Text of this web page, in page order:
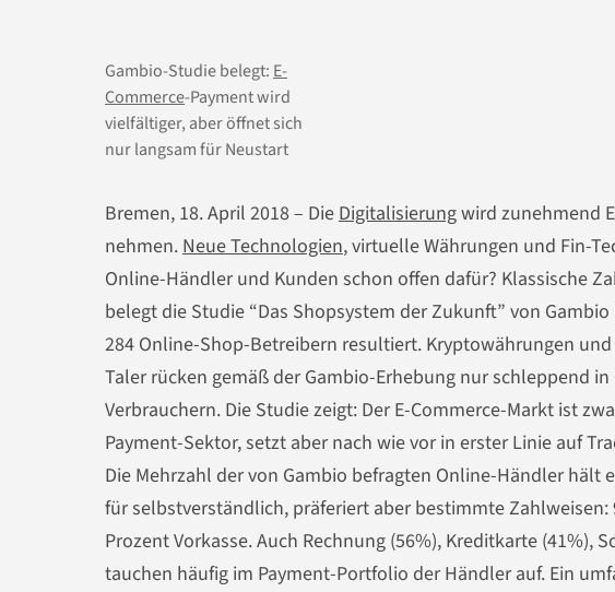
Gambio-Studie belegt:E-
Commerce-Payment wird
vielfältiger, aber öffnet sich
nur langsam für Neustart
Bremen, 18. April 2018– DieDigitalisierungwird zunehmend
nehmen.Neue Technologien, virtuelle Währungen und Fin-
Online-Händler und Kunden schon offen dafür? Klassische
belegt die Studie “Das Shopsystem der Zukunft” von Gambio
284 Online-Shop-Betreibern resultiert. Kryptowährungen
Taler rücken gemäß der Gambio-Erhebung nur schleppend
Verbrauchern. Die Studie zeigt: Der E-Commerce-Markt ist
Payment-Sektor, setzt aber nach wie vor in erster Linie auf
Die Mehrzahl der von Gambio befragten Online-Händler
für selbstverständlich, präferiert aber bestimmte Zahlweisen:
Prozent Vorkasse. Auch Rechnung (56%), Kreditkarte (41%),
tauchen häufig im Payment-Portfolio der Händler auf. Ein